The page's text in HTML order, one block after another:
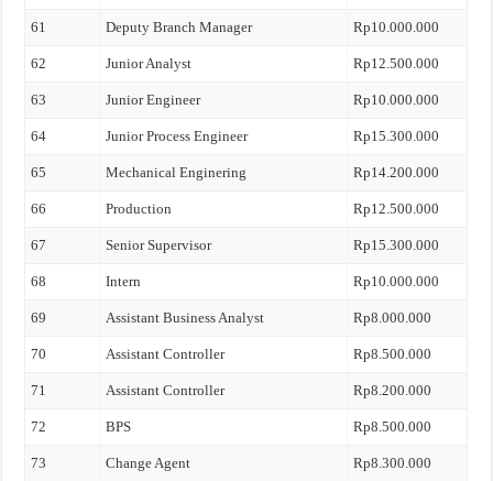
61 Deputy Branch Manager Rp10.000.000
62 Junior Analyst Rp12.500.000
63 Junior Engineer Rp10.000.000
64 Junior Process Engineer Rp15.300.000
65 Mechanical Enginering Rp14.200.000
66 Production Rp12.500.000
67 Senior Supervisor Rp15.300.000
68 Intern Rp10.000.000
69 Assistant Business Analyst Rp8.000.000
70 Assistant Controller Rp8.500.000
71 Assistant Controller Rp8.200.000
72 BPS Rp8.500.000
73 Change Agent Rp8.300.000